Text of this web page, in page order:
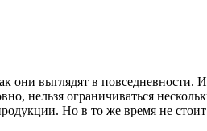
они выглядят в повседневности.
нельзя ограничиваться
Но в то же время не